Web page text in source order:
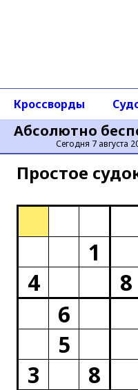
Абсолютно
Сегодня 7 августа
Кроссворды
Простое
1
4
8
6
5
3
8